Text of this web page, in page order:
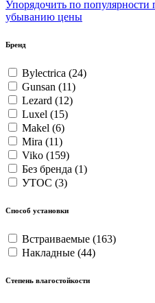
Упорядочить
Упорядочить по популярности
Bylectrica (24)
Gunsan (11)
Lezard (12)
Luxel (15)
Makel (6)
Mira (11)
Viko (159)
Без бренда
Встраиваемые (163)